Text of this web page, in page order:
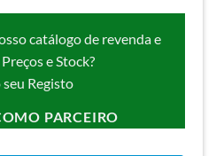
catálogo de revenda e
e Stock?
seu Registo
PARCEIRO